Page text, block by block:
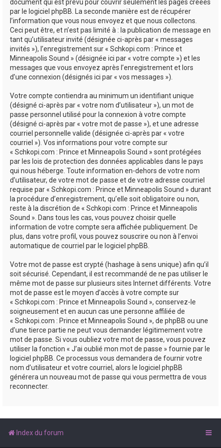
document qui est prévu pour couvrir seulement les pages créées
par le logiciel phpBB. La seconde manière est de récupérer
l’information que vous nous envoyez et que nous collectons.
Ceci peut être, et n’est pas limité à : la publication de message en
tant qu’utilisateur invité (désignée ci-après par « messages
invités »), l’enregistrement sur « Schkopi.com : Prince et
Minneapolis Sound » (désignée ici par « votre compte ») et les
messages que vous envoyez après l’enregistrement et lors
d’une connexion (désignés ici par « vos messages »).
Votre compte contiendra au minimum un identifiant unique
(désigné ci-après par « votre nom d’utilisateur »), un mot de
passe personnel utilisé pour la connexion à votre compte
(désigné ci-après par « votre mot de passe »), et une adresse
courriel personnelle valide (désignée ci-après par « votre
courriel »). Vos informations pour votre compte sur
« Schkopi.com : Prince et Minneapolis Sound » sont protégées
par les lois de protection des données applicables dans le pays
qui nous héberge. Toute information en-dehors de votre nom
d’utilisateur, de votre mot de passe et de votre adresse courriel
requise par « Schkopi.com : Prince et Minneapolis Sound » durant
la procédure d’enregistrement, qu’elle soit obligatoire ou non,
reste à la discrétion de « Schkopi.com : Prince et Minneapolis
Sound ». Dans tous les cas, vous pouvez choisir quelle
information de votre compte sera affichée publiquement. De
plus, dans votre profil, vous pouvez souscrire ou non à l’envoi
automatique de courriel par le logiciel phpBB.
Votre mot de passe est crypté (hashage à sens unique) afin qu’il
soit sécurisé. Cependant, il est recommandé de ne pas utiliser le
même mot de passe sur plusieurs sites Internet différents. Votre
mot de passe est le moyen d’accès à votre compte sur
« Schkopi.com : Prince et Minneapolis Sound », conservez-le
soigneusement et en aucun cas une personne affiliée de
« Schkopi.com : Prince et Minneapolis Sound », de phpBB ou une
d’une tierce partie ne peut vous demander légitimement votre
mot de passe. Si vous oubliez votre mot de passe, vous pouvez
utiliser la fonction « J’ai oublié mon mot de passe » fournie par le
logiciel phpBB. Ce processus vous demandera de fournir votre
nom d’utilisateur et votre courriel, alors le logiciel phpBB
générera un nouveau mot de passe qui vous permettra de vous
reconnecter.
Index du forum